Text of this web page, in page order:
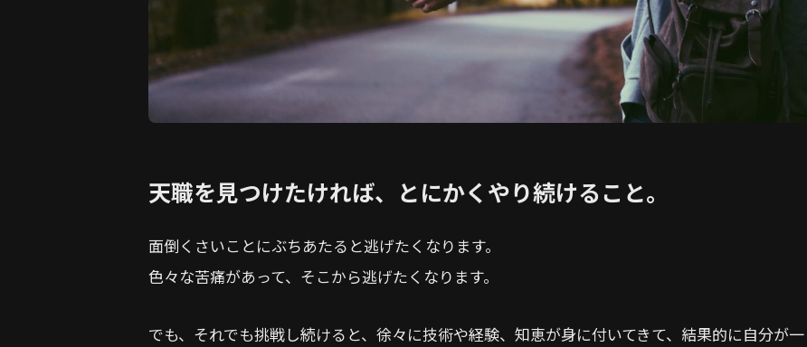
天職を見つけたければ、とにかくやり続けること。
面倒くさいことにぶちあたると逃げたくなります。
色々な苦痛があって、そこから逃げたくなります。
でも、それでも挑戦し続けると、徐々に技術や経験、知恵が身に付いてきて、結果的に自分が一